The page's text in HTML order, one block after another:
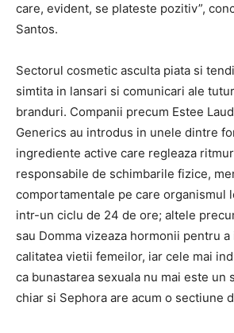
care, evident, se plateste pozitiv”,
Santos.
Sectorul cosmetic asculta piata si
simtita in lansari si comunicari ale
branduri. Companii precum Estee
Generics au introdus in unele dintre
ingrediente active care regleaza
responsabile de schimbarile fizice,
comportamentale pe care organismul
intr-un ciclu de 24 de ore; altele
sau Domma vizeaza hormonii pentru a
calitatea vietii femeilor, iar cele mai
ca bunastarea sexuala nu mai este un
chiar si Sephora are acum o sectiune